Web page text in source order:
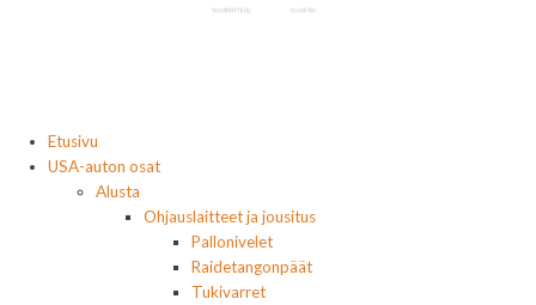
Etusivu
USA-auton osat
Alusta
Ohjauslaitteet ja jousitus
Pallonivelet
Raidetangonpäät
Tukivarret